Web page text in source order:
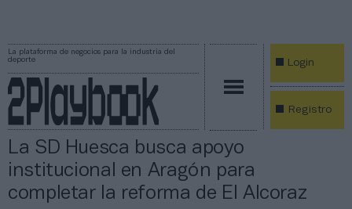
La plataforma de negocios para la industria del
deporte
Login
Registro
La SD Huesca busca apoyo
institucional en Aragón para
completar la reforma de El Alcoraz